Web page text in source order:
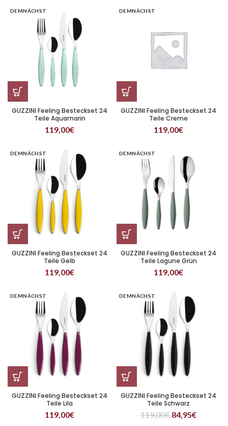
DEMNÄCHST
GUZZINI Feeling Besteckset 24
Teile Aquamarin
119,00€
DEMNÄCHST
GUZZINI Feeling Besteckset 24
Teile Creme
119,00€
DEMNÄCHST
GUZZINI Feeling Besteckset 24
Teile Gelb
119,00€
DEMNÄCHST
GUZZINI Feeling Besteckset 24
Teile Lagune Grün
119,00€
DEMNÄCHST
GUZZINI Feeling Besteckset 24
Teile Lila
119,00€
DEMNÄCHST
GUZZINI Feeling Besteckset 24
Teile Schwarz
119,00€ 84,95€